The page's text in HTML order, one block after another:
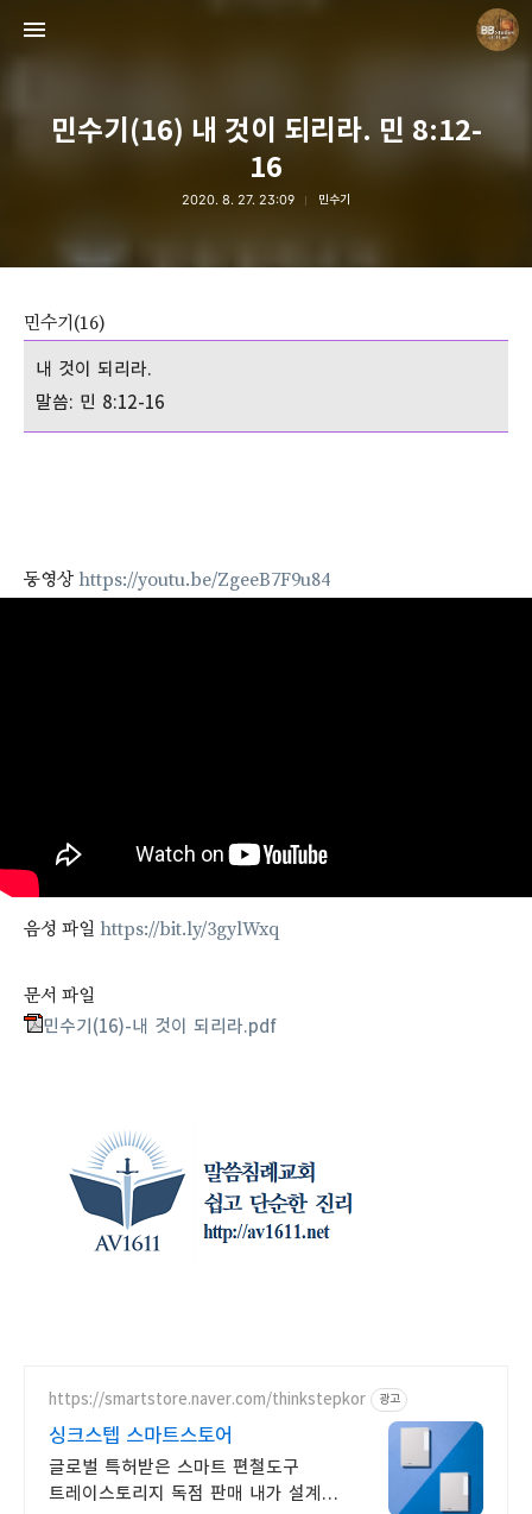
민수기(16) 내 것이 되리라. 민 8:12-
16
2020. 8. 27. 23:09 민수기
민수기(16)
내 것이 되리라.
말씀: 민 8:12-16
동영상 https://youtu.be/ZgeeB7F9u84
음성 파일 https://bit.ly/3gylWxq
문서 파일
민수기(16)-내 것이 되리라.pdf
https://smartstore.naver.com/thinkstepkor 광고
싱크스텝 스마트스토어
글로벌 특허받은 스마트 편철도구
트레이스토리지 독점 판매 내가 설계한
Believing Bible Studies